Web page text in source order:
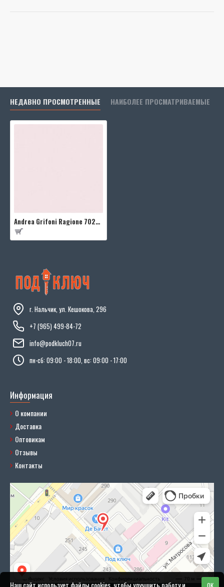
НЕДАВНО ПРОСМОТРЕННЫЕ НАИБОЛЕЕ ПРОСМАТРИВАЕМЫЕ
Andrea Grifoni Ragione 7028-4
г. Нальчик, ул. Кешокова, 296
+7 (965) 499-84-72
info@podkluch07.ru
пн-сб: 09:00 - 18:00, вс: 09:00 - 17:00
Информация
О компании
Доставка
Оптовикам
Отзывы
Контакты
Наш сайт использует файлы cookies, чтобы улучшить работу и